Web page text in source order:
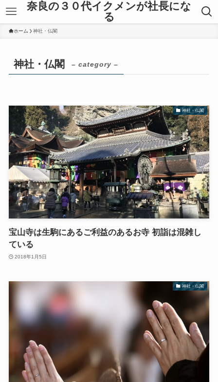
奈良の３０代イクメンが社長にな
る
ホーム 神社・仏閣
神社・仏閣 – category –
神社・仏閣
宝山寺は生駒にあるご利益のあるお寺 初詣は混雑し
ている
2018年1月5日
神社・仏閣